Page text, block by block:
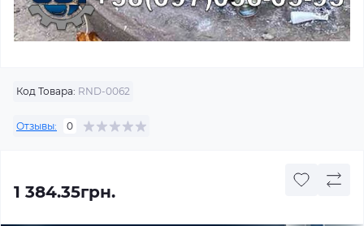
Код Товара: RND-0062
Отзывы: 0
1 384.35грн.